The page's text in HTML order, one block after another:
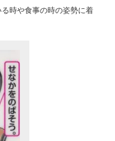
時や食事の時の姿勢に着